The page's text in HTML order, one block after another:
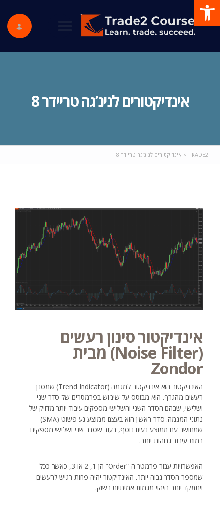
navigation
אינדיקטורים לנינ’גה טריידר 8
TRADE2
> אינדיקטורים לנינ’גה טריידר 8
אינדיקטור סינון רעשים
(Noise Filter) מבית
Zondor
האינדיקטור הוא אינדיקטור למגמה (Trend Indicator) שמסנן
רעשים מהגרף. הוא מבוסס על שימוש בפרמטרים של סדר שני
ושלישי, שבהם הסדר השני והשלישי מספקים עיבוד יותר מדויק של
נתוני המגמה. סדר ראשון הוא בעצם ממוצע נע פשוט (SMA)
שמחושב עם ממוצע נעים נוסף, בעוד שסדר שני ושלישי מספקים
רמות עיבוד גבוהות יותר.
האפשרויות עבור פרמטר ה-“Order” הן 1, 2 או 3, כאשר ככל
שמספר הסדר גבוה יותר, האינדיקטור יהיה פחות רגיש לרעשים
ויתמקד יותר בזיהוי מגמות אמיתיות בשוק.